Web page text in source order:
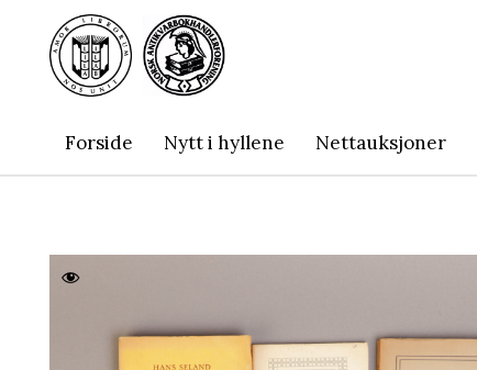
Forside Nytt i hyllene Nettauksjoner